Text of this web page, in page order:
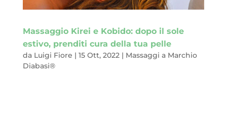
Massaggio Kirei e Kobido: dopo il sole
estivo, prenditi cura della tua pelle
da Luigi Fiore | 15 Ott, 2022| Massaggi a Marchio
Diabasi®